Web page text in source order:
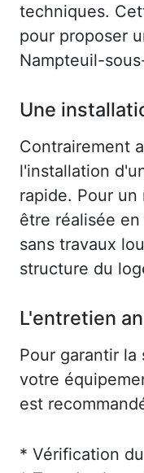
techniques.
pour proposer
Nampteuil-
Une
Contrairement
l'installation
rapide. Pour
être réalisée
sans travaux
structure du
L'entretien
Pour garantir
votre
est
* Vérification